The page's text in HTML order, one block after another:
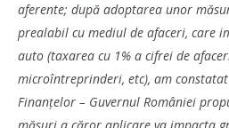
aferente; după adoptarea unor
prealabil cu mediul de afaceri, care
auto (taxarea cu 1% a cifrei de
microîntreprinderi, etc), am
Finanțelor – Guvernul României